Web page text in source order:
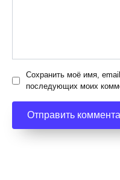
Сохранить моё имя,
последующих моих